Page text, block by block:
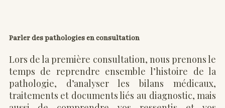
Parler des pathologies en consultation
Lors de la première consultation, nous prenons le
temps de reprendre ensemble l’histoire de la
pathologie, d’analyser les bilans médicaux,
traitements et documents liés au diagnostic, mais